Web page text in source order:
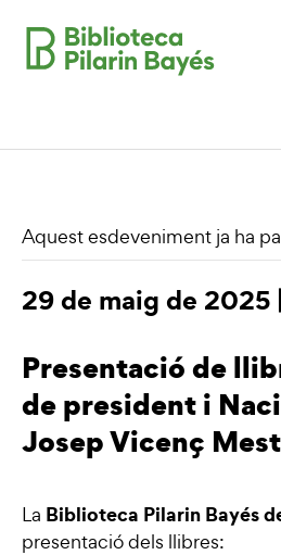
Aquest esdeveniment ja ha
29 de maig de 2025
Presentació de
de president i
Josep Vicenç
La Biblioteca Pilarin Bayés
presentació dels llibres: